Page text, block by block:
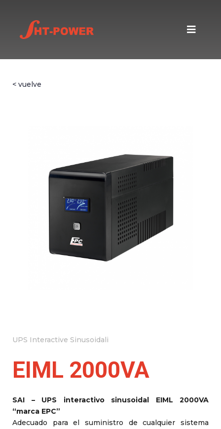
< vuelve
UPS Interactive Sinusoidali
EIML 2000VA
SAI – UPS interactivo sinusoidal EIML 2000VA
“marca EPC”
Adecuado para el suministro de cualquier sistema